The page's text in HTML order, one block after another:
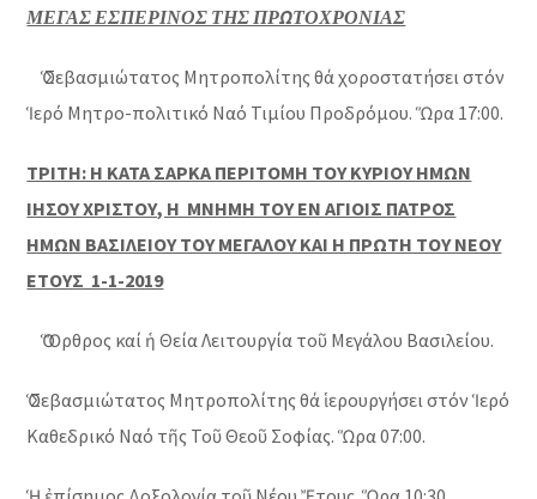
ΜΕΓΑΣ ΕΣΠΕΡΙΝΟΣ ΤΗΣ ΠΡΩΤΟΧΡΟΝΙΑΣ
Ὁ Σεβασμιώτατος Μητροπολίτης θά χοροστατήσει στόν
Ἱερό Μητρο-πολιτικό Ναό Τιμίου Προδρόμου. Ὥρα 17:00.
ΤΡΙΤΗ: Η ΚΑΤΑ ΣΑΡΚΑ ΠΕΡΙΤΟΜΗ ΤΟΥ ΚΥΡΙΟΥ ΗΜΩΝ
ΙΗΣΟΥ ΧΡΙΣΤΟΥ, Η ΜΝΗΜΗ ΤΟΥ ΕΝ ΑΓΙΟΙΣ ΠΑΤΡΟΣ
ΗΜΩΝ ΒΑΣΙΛΕΙΟΥ ΤΟΥ ΜΕΓΑΛΟΥ ΚΑΙ Η ΠΡΩΤΗ ΤΟΥ ΝΕΟΥ
ΕΤΟΥΣ 1-1-2019
Ὁ Ὄρθρος καί ἡ Θεία Λειτουργία τοῦ Μεγάλου Βασιλείου.
Ὁ Σεβασμιώτατος Μητροπολίτης θά ἱερουργήσει στόν Ἱερό
Καθεδρικό Ναό τῆς Τοῦ Θεοῦ Σοφίας. Ὥρα 07:00.